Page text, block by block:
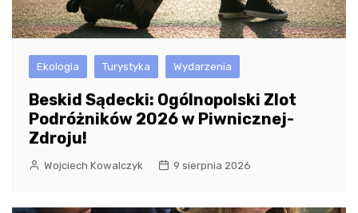
Ekologia Turystyka Wydarzenia
Beskid Sądecki: Ogólnopolski Zlot
Podróżników 2026 w Piwnicznej-
Zdroju!
Wojciech Kowalczyk 9 sierpnia 2026